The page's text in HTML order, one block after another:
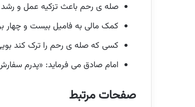
صله ی رحم باعث تزکیه عمل و
کمک مالی به فامیل بیست و چهار
کسی که صله ی رحم را ترک کند
امام صادق می فرماید: «پدرم
صفحات مرتبط